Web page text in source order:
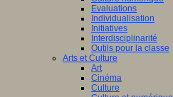
Evaluations
Individualisation
Initiatives
Interdisciplinarité
Outils pour la classe
Arts et Culture
Art
Cinéma
Culture